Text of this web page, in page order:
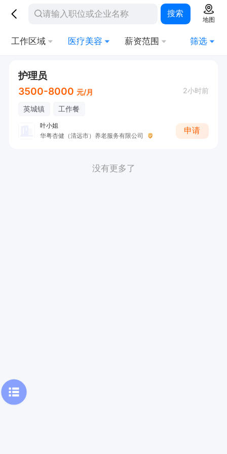
搜索
地图
工作区域 医疗美容 薪资范围 筛选
护理员
3500-8000 元/月 2小时前
英城镇 工作餐
叶小姐
华粤杏健（清远市）养老服务有限公司
申请
没有更多了